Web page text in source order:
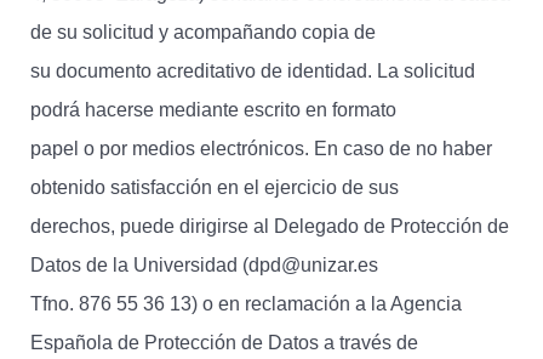
de su solicitud y acompañando copia de
su documento acreditativo de identidad. La solicitud
podrá hacerse mediante escrito en formato
papel o por medios electrónicos. En caso de no haber
obtenido satisfacción en el ejercicio de sus
derechos, puede dirigirse al Delegado de Protección de
Datos de la Universidad (dpd@unizar.es
Tfno. 876 55 36 13) o en reclamación a la Agencia
Española de Protección de Datos a través de